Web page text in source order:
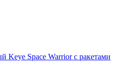
Keye Space Warrior с ракетами